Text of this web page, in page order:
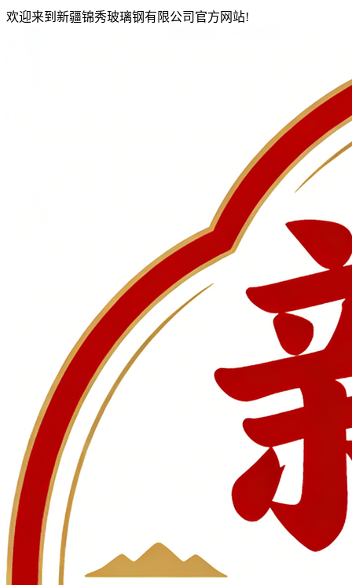
欢迎来到新疆锦秀玻璃钢有限公司官方网站!